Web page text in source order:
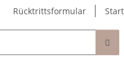
Rücktrittsformular